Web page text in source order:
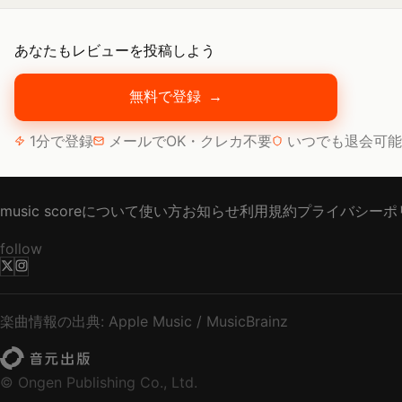
あなたもレビューを投稿しよう
無料で登録 →
1分で登録 メールでOK・クレカ不要 いつでも退会可能
music scoreについて使い方お知らせ利用規約プライバシーポ
follow
楽曲情報の出典: Apple Music / MusicBrainz
© Ongen Publishing Co., Ltd.